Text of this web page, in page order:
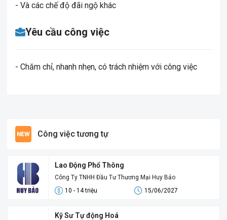
- Và các chế độ đãi ngộ khác
Yêu cầu công việc
- Chăm chỉ, nhanh nhẹn, có trách nhiệm với công việc
Công việc tương tự
Lao Động Phổ Thông
Công Ty TNHH Đầu Tư Thương Mại Huy Bảo
10 - 14 triệu
15/06/2027
Kỹ Sư Tự động Hoá